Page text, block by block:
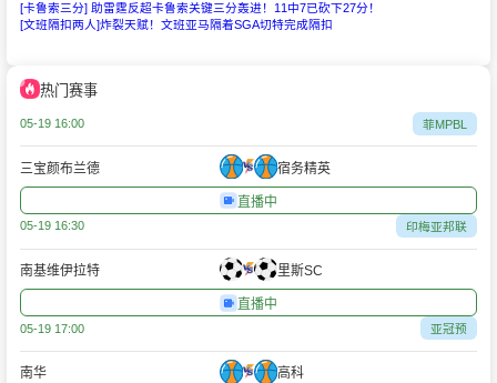
[卡鲁索三分] 助雷霆反超卡鲁索关键三分轰进！11中7已砍下27分！
[文班隔扣两人]炸裂天赋！文班亚马隔着SGA切特完成隔扣
热门赛事
05-19 16:00 菲MPBL
三宝颜布兰德 宿务精英
直播中
05-19 16:30 印梅亚邦联
南基维伊拉特 里斯SC
直播中
05-19 17:00 亚冠预
南华 高科